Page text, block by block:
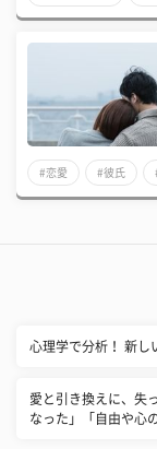
#恋愛 #彼氏
心理学で分析！ 新し
愛と引き換えに、失
なった」「自由や心